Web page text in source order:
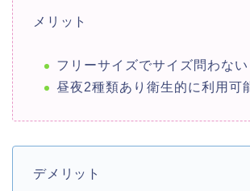
メリット
フリーサイズでサイズ問わない
昼夜2種類あり衛生的に利用可
デメリット